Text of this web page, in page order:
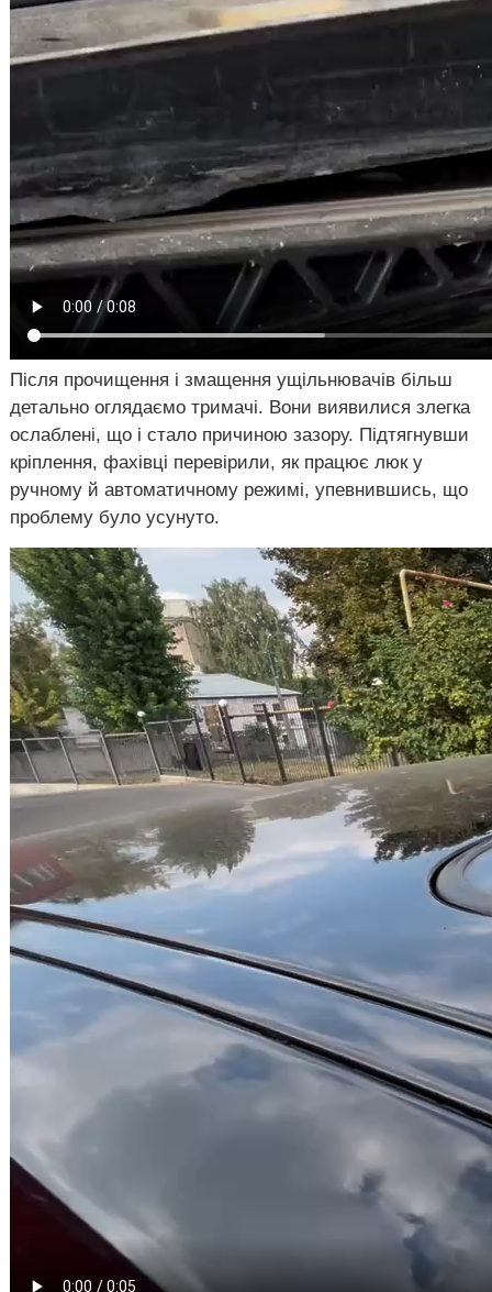
Після прочищення і змащення ущільнювачів більш
детально оглядаємо тримачі. Вони виявилися злегка
ослаблені, що і стало причиною зазору. Підтягнувши
кріплення, фахівці перевірили, як працює люк у
ручному й автоматичному режимі, упевнившись, що
проблему було усунуто.